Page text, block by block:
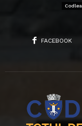
Codlea
FACEBOOK